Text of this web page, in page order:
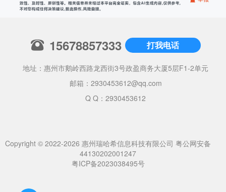
15678857333 打我电话
地址：惠州市鹅岭西路龙西街3号政盈商务大厦5层F1-2单元
邮箱： 2930453612@qq.com
Q Q：2930453612
Copyright © 2022-2026 惠州瑞哈希信息科技有限公司 粤公网安备
44130202001247
粤ICP备2023038495号